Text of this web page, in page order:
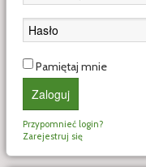
Pamiętaj mnie
Zaloguj
Przypomnieć login?
Zarejestruj się